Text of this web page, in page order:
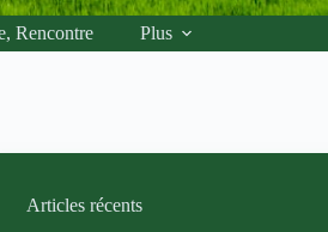
Rencontre Plus
Articles récents